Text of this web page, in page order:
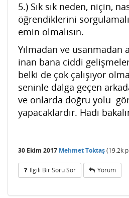
5.) Sık sık neden, niçin,
öğrendiklerini
emin olmalısın.
Yılmadan ve usanmadan
inan bana ciddi
belki de çok çalışıyor
seninle dalga geçen
ve onlarda doğru yolu
yapacaklardır. Hadi
30 Ekim 2017 Mehmet Toktaş(19.2k
Ilgili Bir Soru Sor Yorum